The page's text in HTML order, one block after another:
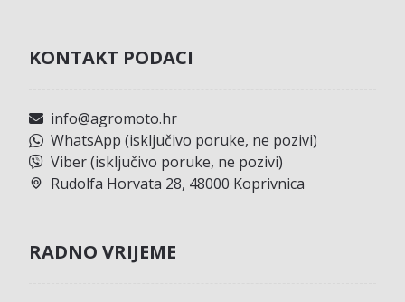
KONTAKT PODACI
info@agromoto.hr
WhatsApp (isključivo poruke, ne pozivi)
Viber (isključivo poruke, ne pozivi)
Rudolfa Horvata 28, 48000 Koprivnica
RADNO VRIJEME